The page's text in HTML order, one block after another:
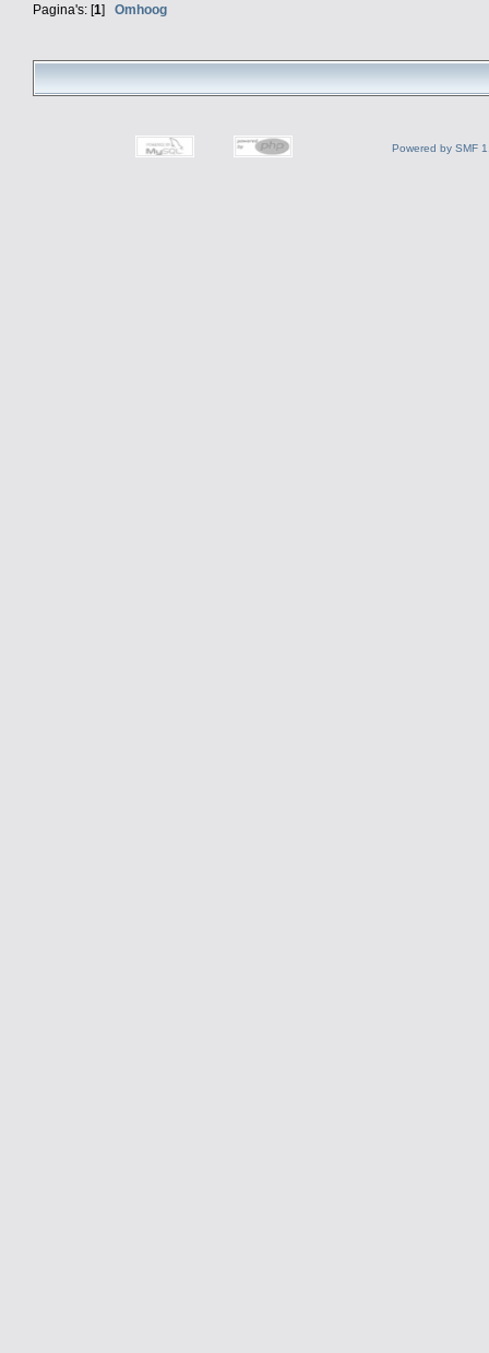
Pagina's: [1] Omhoog
Powered by SMF